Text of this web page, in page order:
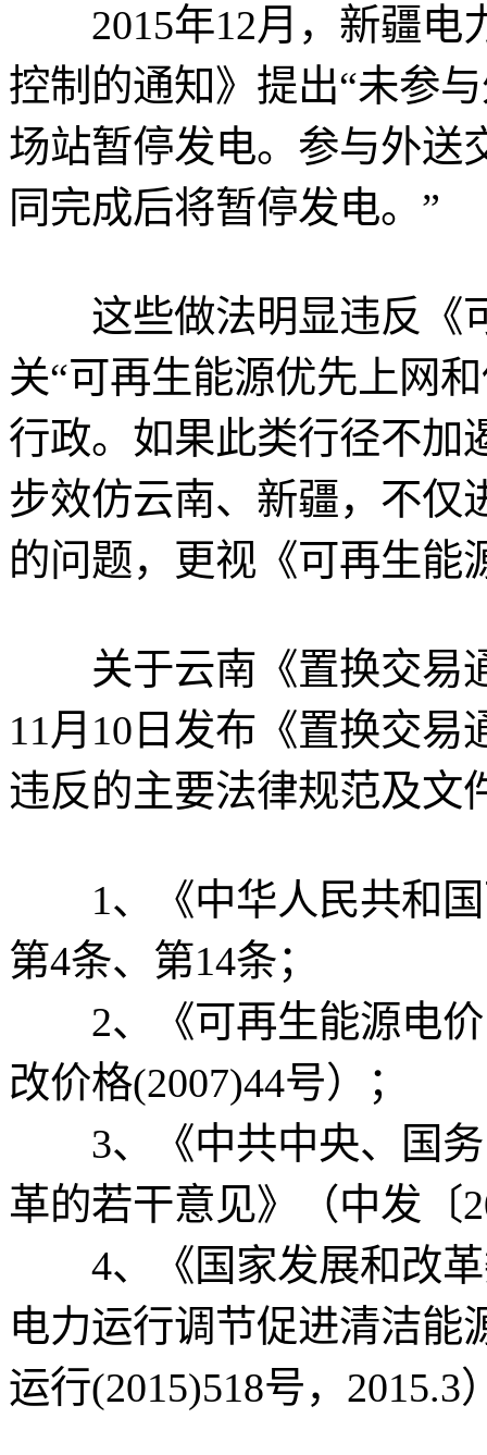
2015年12月，新疆电
控制的通知》提出“未参
场站暂停发电。参与外送
同完成后将暂停发电。”
这些做法明显违反《
关“可再生能源优先上网
行政。如果此类行径不加
步效仿云南、新疆，不仅
的问题，更视《可再生能
关于云南《置换交易通
11月10日发布《置换交
违反的主要法律规范及文
1、《中华人民共和国
第4条、第14条；
2、《可再生能源电价
改价格(2007)44号）；
3、《中共中央、国务
革的若干意见》（中发〔
4、《国家发展和改革
电力运行调节促进清洁能
运行(2015)518号，2015.3